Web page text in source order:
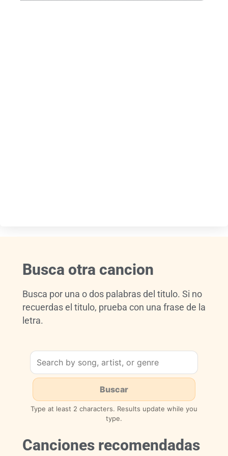
Busca otra cancion
Busca por una o dos palabras del titulo. Si no
recuerdas el titulo, prueba con una frase de la
letra.
Type at least 2 characters. Results update while you
type.
Canciones recomendadas